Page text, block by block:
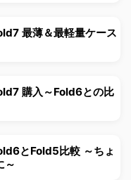
最薄＆最軽量ケース
購入～Fold6との比
とFold5比較 ～ちょ
～